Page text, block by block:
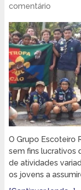
comentário
O Grupo Escoteiro
sem fins lucrativos
de atividades
os jovens a